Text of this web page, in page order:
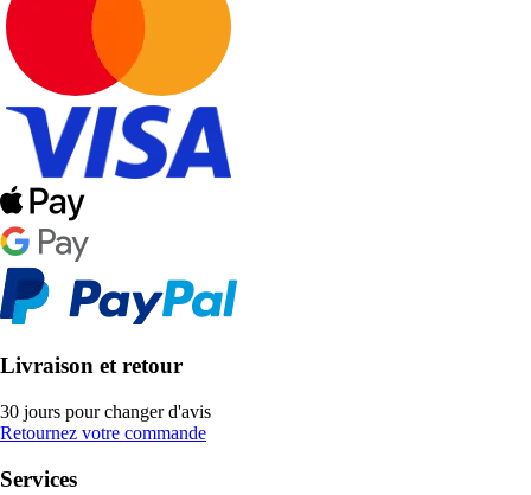
Livraison et retour
30 jours pour changer d'avis
Retournez votre commande
Services